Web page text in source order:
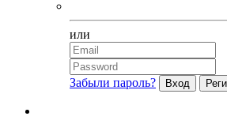
или
Забыли пароль?